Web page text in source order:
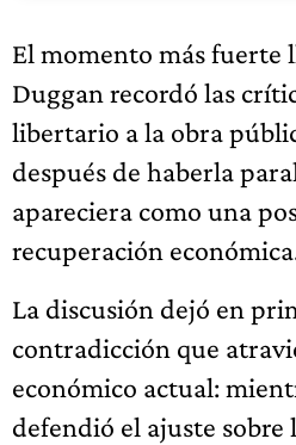
El momento más fuerte
Duggan recordó las
libertario a la obra
después de haberla
apareciera como una
recuperación
La discusión dejó en
contradicción que
económico actual:
defendió el ajuste